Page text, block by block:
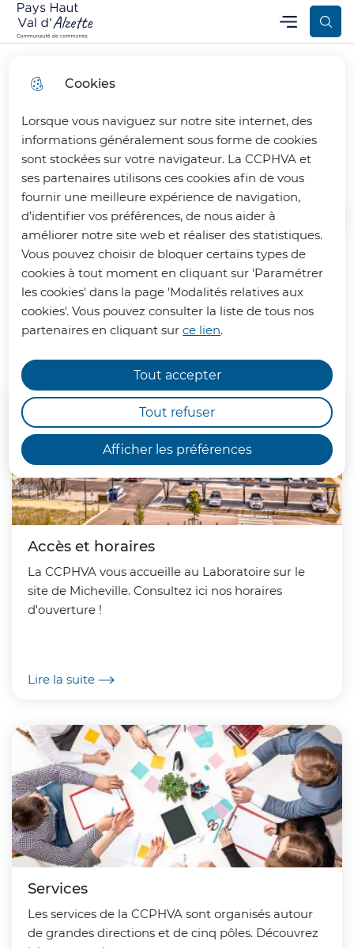
Cookies
Lorsque vous naviguez sur notre site internet, des
informations généralement sous forme de cookies
sont stockées sur votre navigateur. La CCPHVA et
ses partenaires utilisons ces cookies afin de vous
fournir une meilleure expérience de navigation,
d’identifier vos préférences, de nous aider à
améliorer notre site web et réaliser des statistiques.
Vous pouvez choisir de bloquer certains types de
cookies à tout moment en cliquant sur 'Paramétrer
les cookies' dans la page 'Modalités relatives aux
cookies'. Vous pouvez consulter la liste de tous nos
partenaires en cliquant surce lien.
Afficher les préférences
Tout accepter
Tout refuser
Aller
au
menu
principal
Consulter
le plan
du site
Communauté de Communes Pays Haut Val d’Alzette
Menu principal
Menu
Administration
Accueil
Retrouvez toutes les informations
liées à l'administration : nous
contacter, découvrir nos services,
Accès et horaires
La CCPHVA vous accueille au Laboratoire sur le
site de Micheville. Consultez ici nos horaires
d'ouverture !
Lire la suite
Services
Les services de la CCPHVA sont organisés autour
de grandes directions et de cinq pôles. Découvrez